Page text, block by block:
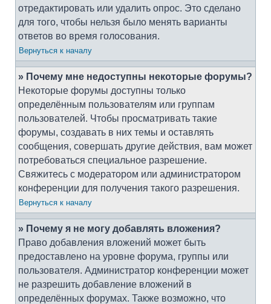
отредактировать или удалить опрос. Это сделано
для того, чтобы нельзя было менять варианты
ответов во время голосования.
Вернуться к началу
» Почему мне недоступны некоторые форумы?
Некоторые форумы доступны только
определённым пользователям или группам
пользователей. Чтобы просматривать такие
форумы, создавать в них темы и оставлять
сообщения, совершать другие действия, вам может
потребоваться специальное разрешение.
Свяжитесь с модератором или администратором
конференции для получения такого разрешения.
Вернуться к началу
» Почему я не могу добавлять вложения?
Право добавления вложений может быть
предоставлено на уровне форума, группы или
пользователя. Администратор конференции может
не разрешить добавление вложений в
определённых форумах. Также возможно, что